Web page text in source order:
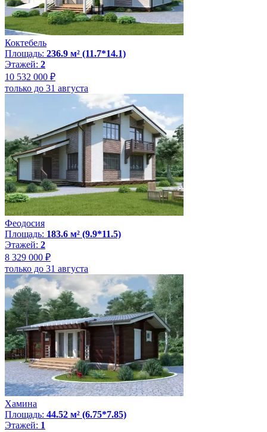
Коктебель
Площадь: 236.9 м² (11.7*14.1)
Этажей: 2
10 532 000 ₽
только до 31 августа
Феодосия
Площадь: 183.6 м² (9.9*11.5)
Этажей: 2
8 329 000 ₽
только до 31 августа
Хамина
Площадь: 44.52 м² (6.75*7.85)
Этажей: 1